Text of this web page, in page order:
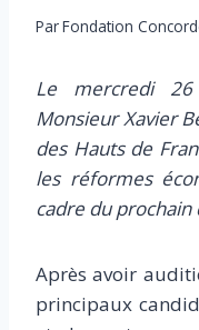
ParFondation
Le mercredi
Monsieur Xavier
des Hauts de
les réformes
cadre du
Après avoir
principaux